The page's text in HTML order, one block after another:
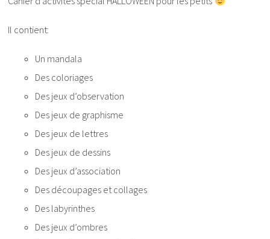
Il contient:
Un mandala
Des coloriages
Des jeux d’observation
Des jeux de graphisme
Des jeux de lettres
Des jeux de dessins
Des jeux d’association
Des découpages et collages
Des labyrinthes
Des jeux d’ombres